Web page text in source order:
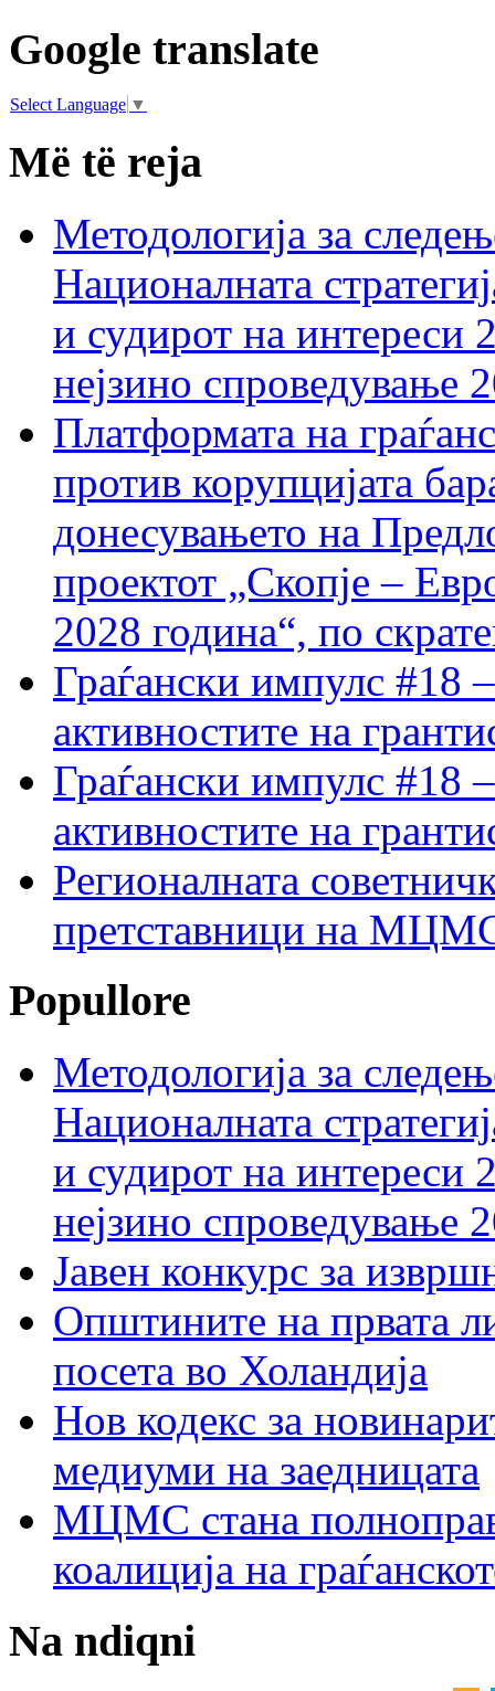
Google translate
Select Language ▼
Më të reja
Методологија за
Националната
и судирот на интереси
нејзино спроведување
Платформата на
против корупцијата
донесувањето на
проектот „Скопје –
2028 година“, по
Граѓански импулс #18
активностите на
Граѓански импулс #18
активностите на
Регионалната
претставници на МЦМС
Popullore
Методологија за
Националната
и судирот на интереси
нејзино спроведување
Јавен конкурс за
Општините на првата
посета во Холандија
Нов кодекс за
медиуми на заедницата
МЦМС стана
коалиција на
Na ndiqni